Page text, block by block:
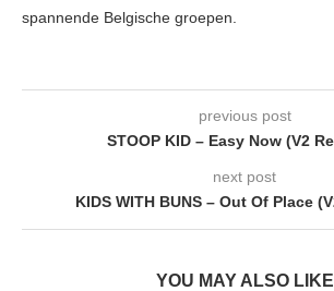
spannende Belgische groepen.
previous post
STOOP KID – Easy Now (V2
next post
KIDS WITH BUNS – Out Of Place
YOU MAY ALSO LIKE